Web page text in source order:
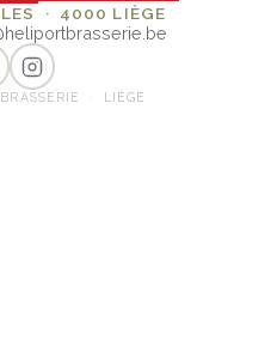
· 4000 LIÈGE
· LIÈGE